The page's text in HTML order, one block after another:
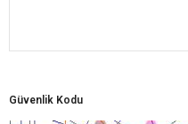
Güvenlik Kodu